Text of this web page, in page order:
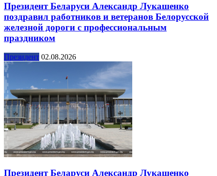
Президент Беларуси Александр Лукашенко
поздравил работников и ветеранов Белорусской
железной дороги с профессиональным
праздником
Президент 02.08.2026
Президент Беларуси Александр Лукашенко